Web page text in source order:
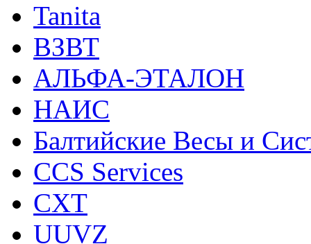
Tanita
ВЗВТ
АЛЬФА-ЭТАЛОН
НАИС
Балтийские Весы и
CCS Services
CXT
UUVZ